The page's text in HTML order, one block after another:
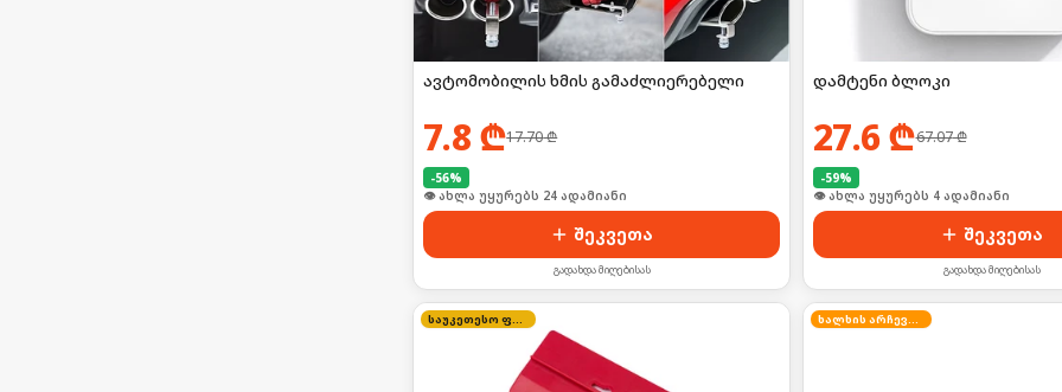
ავტომობილის ხმის გამაძლიერებელი
7.8₾17.70₾
-56%
👁 ახლა უყურებს 24 ადამიანი
შეკვეთა
გადახდა მიღებისას
დამტენი ბლოკი
27.6₾67.07₾
-59%
🛒 ბოლო 24სთ-ში იყიდა 2-მა
შეკვეთა
გადახდა მიღებისას
საუკეთესო ფასი ხალხის არჩევანი